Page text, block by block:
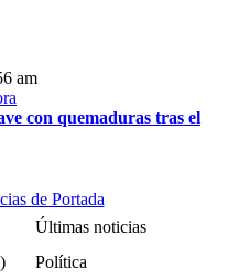
am
con quemaduras tras el
de Portada
Últimas noticias
Política